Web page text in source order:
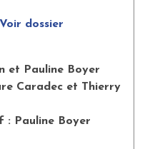
Voir dossier
et Pauline Boyer
Caradec et Thierry
: Pauline Boyer